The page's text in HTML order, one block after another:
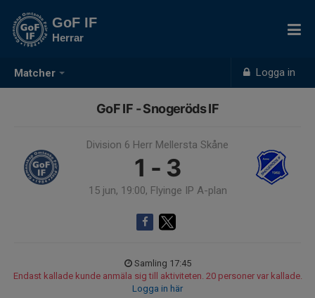
Matcher Logga in
GoF IF
Herrar
GoF IF - Snogeröds IF
Division 6 Herr Mellersta Skåne
1 - 3
15 jun, 19:00, Flyinge IP A-plan
Samling 17:45
Endast kallade kunde anmäla sig till aktiviteten. 20 personer var kallade.
Logga in här